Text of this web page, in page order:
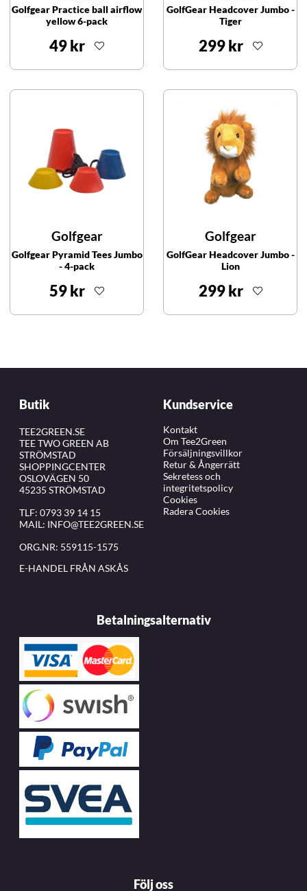
Golfgear Practice ball airflow
yellow 6-pack
49 kr
GolfGear Headcover Jumbo -
Tiger
299 kr
Golfgear
Golfgear Pyramid Tees Jumbo
- 4-pack
59 kr
Golfgear
GolfGear Headcover Jumbo -
Lion
299 kr
Butik
TEE2GREEN.SE
TEE TWO GREEN AB
STRÖMSTAD
SHOPPINGCENTER
OSLOVÄGEN 50
45235 STRÖMSTAD
TLF: 0793 39 14 15
MAIL: INFO@TEE2GREEN.SE
ORG.NR: 559115-1575
E-HANDEL FRÅN ASKÅS
Kundservice
Kontakt
Om Tee2Green
Försäljningsvillkor
Retur & Ångerrätt
Sekretess och
integritetspolicy
Cookies
Radera Cookies
Betalningsalternativ
Följ oss